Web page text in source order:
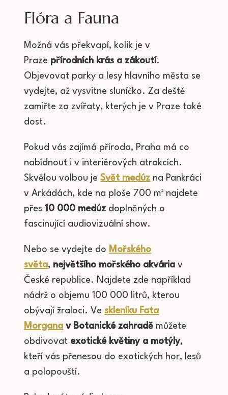
Flóra a Fauna
Možná vás překvapí, kolik je v
Praze přírodních krás a zákoutí.
Objevovat parky a lesy hlavního města se
vydejte, až vysvitne sluníčko. Za deště
zamiřte za zvířaty, kterých je v Praze také
dost.
Pokud vás zajímá příroda, Praha má co
nabídnout i v interiérových atrakcích.
Skvělou volbou jeSvět medúzna Pankráci
v Arkádách, kde na ploše 700 m² najdete
přes 10 000 medúz doplněných o
fascinující audiovizuální show.
Nebo se vydejte do Mořského
světa, největšího mořského akvária v
České republice. Najdete zde například
nádrž o objemu 100 000 litrů, kterou
obývají žraloci. Veskleníku Fata
Morgana v Botanické zahradě můžete
obdivovat exotické květiny a motýly,
kteří vás přenesou do exotických hor, lesů
a polopouští.